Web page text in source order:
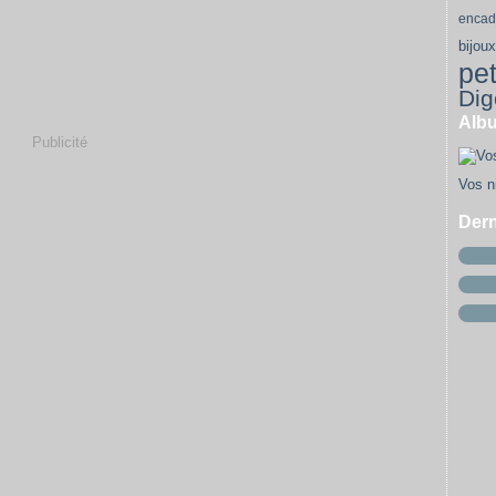
Publicité
bijoux
Vos